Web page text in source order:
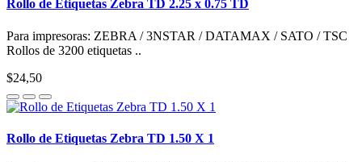
Rollo de Etiquetas Zebra TD 2.25 x 0.75 TD
Para impresoras: ZEBRA / 3NSTAR / DATAMAX / SATO / TSC
Rollos de 3200 etiquetas ..
$24,50
Rollo de Etiquetas Zebra TD 1.50 X 1